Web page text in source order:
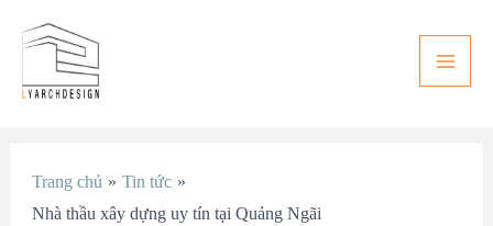
Trang chủ
Tin tức
Nhà thầu xây dựng uy tín tại Quảng Ngãi
hướng